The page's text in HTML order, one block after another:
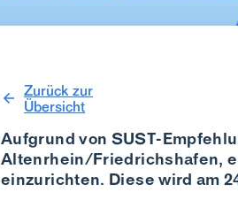
Zurück zur
Übersicht
Aufgrund von SUST-
Altenrhein/Friedrichshafen,
einzurichten. Diese wird am